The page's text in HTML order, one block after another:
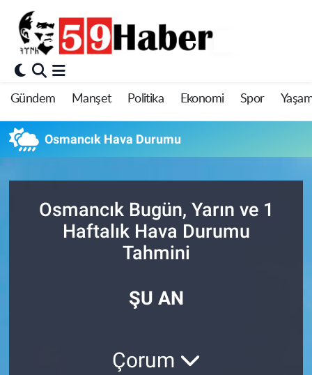
Gündem Manşet Politika Ekonomi Spor
Osmancık Hava Durumu
Osmancık Bugün, Yarın ve 1
Haftalık Hava Durumu
Tahmini
ŞU AN
Çorum